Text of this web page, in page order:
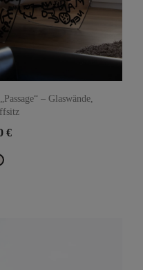
– Glaswände,
€
Métallique
Perle